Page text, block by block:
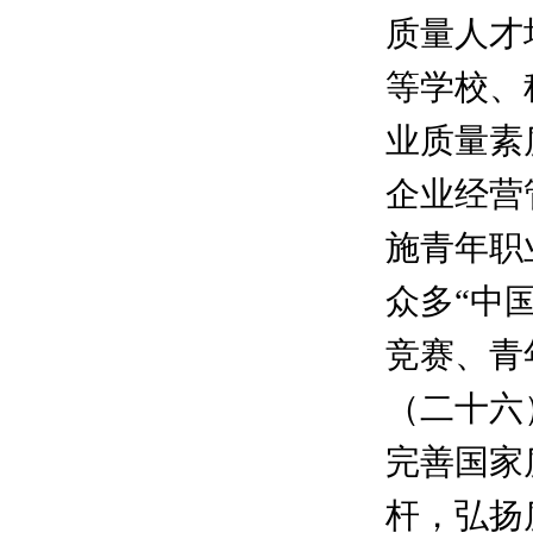
质量人
等学校
业质量
企业经
施青年
众多“中
竞赛、
（二十
完善国
杆，弘